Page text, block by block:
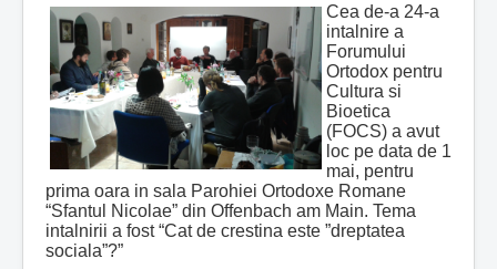
Cea de-a 24-a
intalnire a
Forumului
Ortodox pentru
Cultura si
Bioetica
(FOCS) a avut
loc pe data de 1
mai, pentru
prima oara in sala Parohiei Ortodoxe Romane
“Sfantul Nicolae” din Offenbach am Main. Tema
intalnirii a fost “Cat de crestina este ”dreptatea
sociala”?”